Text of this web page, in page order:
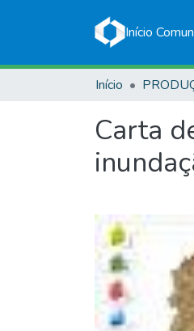
Início
Início
Carta